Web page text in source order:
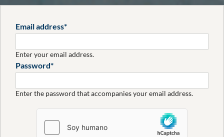
Líderes en
Publicidad
Exterior
Somos la próxima generación de ciudades: más
tecnológicas, conectadas y sostenibles.
Email address
Enter your email address.
Password
Enter the password that accompanies your email address.